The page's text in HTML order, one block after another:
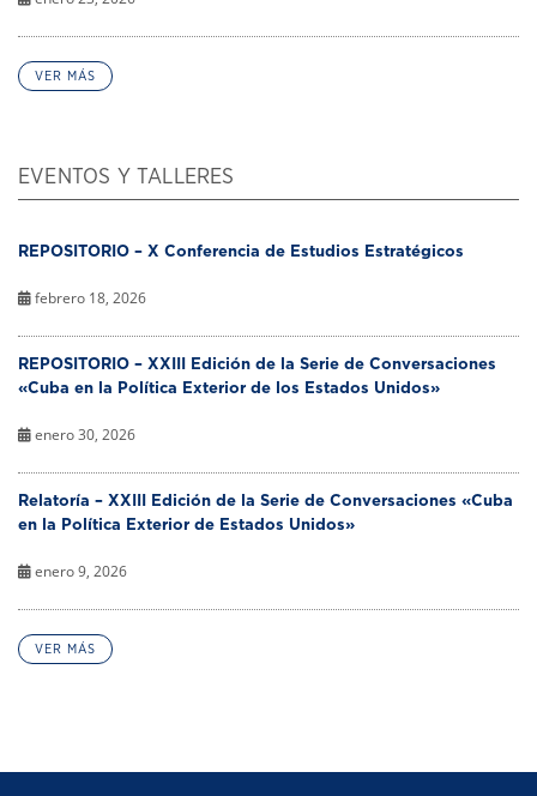
VER MÁS
EVENTOS Y TALLERES
REPOSITORIO – X Conferencia de Estudios Estratégicos
febrero 18, 2026
REPOSITORIO – XXIII Edición de la Serie de Conversaciones
«Cuba en la Política Exterior de los Estados Unidos»
enero 30, 2026
Relatoría – XXIII Edición de la Serie de Conversaciones «Cuba
en la Política Exterior de Estados Unidos»
enero 9, 2026
VER MÁS